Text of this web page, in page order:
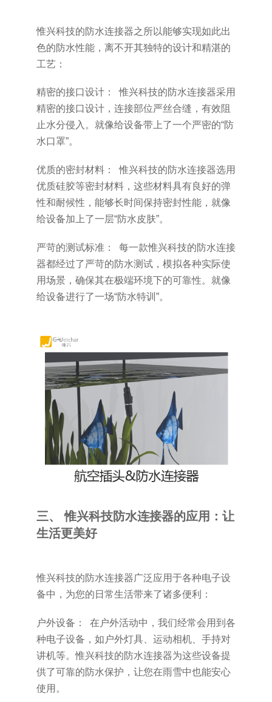
惟兴科技的防水连接器之所以能够实现如此出
色的防水性能，离不开其独特的设计和精湛的
工艺：
精密的接口设计： 惟兴科技的防水连接器采用
精密的接口设计，连接部位严丝合缝，有效阻
止水分侵入。就像给设备带上了一个严密的“防
水口罩”。
优质的密封材料： 惟兴科技的防水连接器选用
优质硅胶等密封材料，这些材料具有良好的弹
性和耐候性，能够长时间保持密封性能，就像
给设备加上了一层“防水皮肤”。
严苛的测试标准： 每一款惟兴科技的防水连接
器都经过了严苛的防水测试，模拟各种实际使
用场景，确保其在极端环境下的可靠性。就像
给设备进行了一场“防水特训”。
三、 惟兴科技防水连接器的应用：让
生活更美好
惟兴科技的防水连接器广泛应用于各种电子设
备中，为您的日常生活带来了诸多便利：
户外设备： 在户外活动中，我们经常会用到各
种电子设备，如户外灯具、运动相机、手持对
讲机等。惟兴科技的防水连接器为这些设备提
供了可靠的防水保护，让您在雨雪中也能安心
使用。